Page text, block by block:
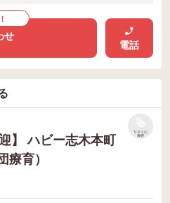
せ
電話
】 ハビー志木本町
育）
リストに
保存